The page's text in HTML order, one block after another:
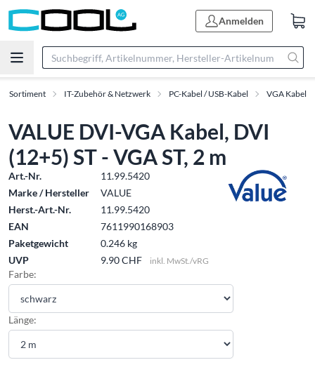
Anmelden
Sortiment IT-Zubehör & Netzwerk PC-Kabel / USB-Kabel VGA Kabel
VALUE DVI-VGA Kabel, DVI
(12+5) ST - VGA ST, 2 m
Art.-Nr.
11.99.5420
Marke / Hersteller
VALUE
Herst.-Art.-Nr.
11.99.5420
EAN
7611990168903
Paketgewicht
0.246 kg
UVP
9.90 CHF inkl. MwSt./vRG
Farbe:
Länge: